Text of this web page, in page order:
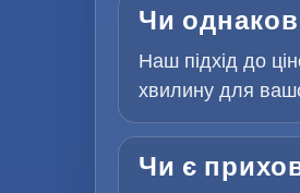
Чи
Наш підхід до
хвилину для
Чи є